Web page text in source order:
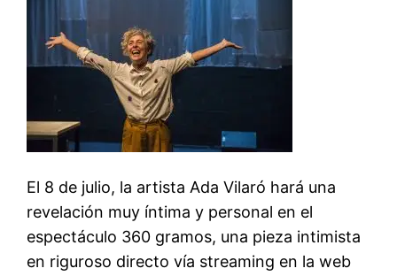
El 8 de julio, la artista Ada Vilaró hará una
revelación muy íntima y personal en el
espectáculo 360 gramos, una pieza intimista
en riguroso directo vía streaming en la web